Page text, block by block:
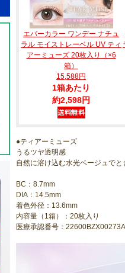
エバーカラー ワンデー ナチュ
ラル モイストレーベル UV ティ
アーミューズ 20枚入り（×6
箱）
15,588円
1箱あたり
約2,598円
●ティアーミューズ
うるツヤ透明感
自然に溶け込む水光ベージュで
BC：8.7mm
DIA：14.5mm
着色外径：13.6mm
内容量（1箱）：20枚入り
医療承認番号：